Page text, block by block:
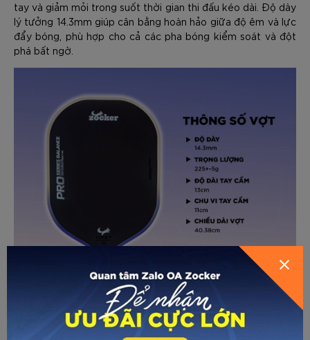
tay và giảm mỏi trong suốt thời gian thi đấu kéo dài. Độ dày
lý tưởng 14.3mm giúp cân bằng hoàn hảo giữa độ êm và lực
đẩy bóng, phù hợp cho cả các pha bóng kiểm soát và đột
phá bất ngờ.
GỬI THÔNG TIN ĐỂ ZOCKER TƯ